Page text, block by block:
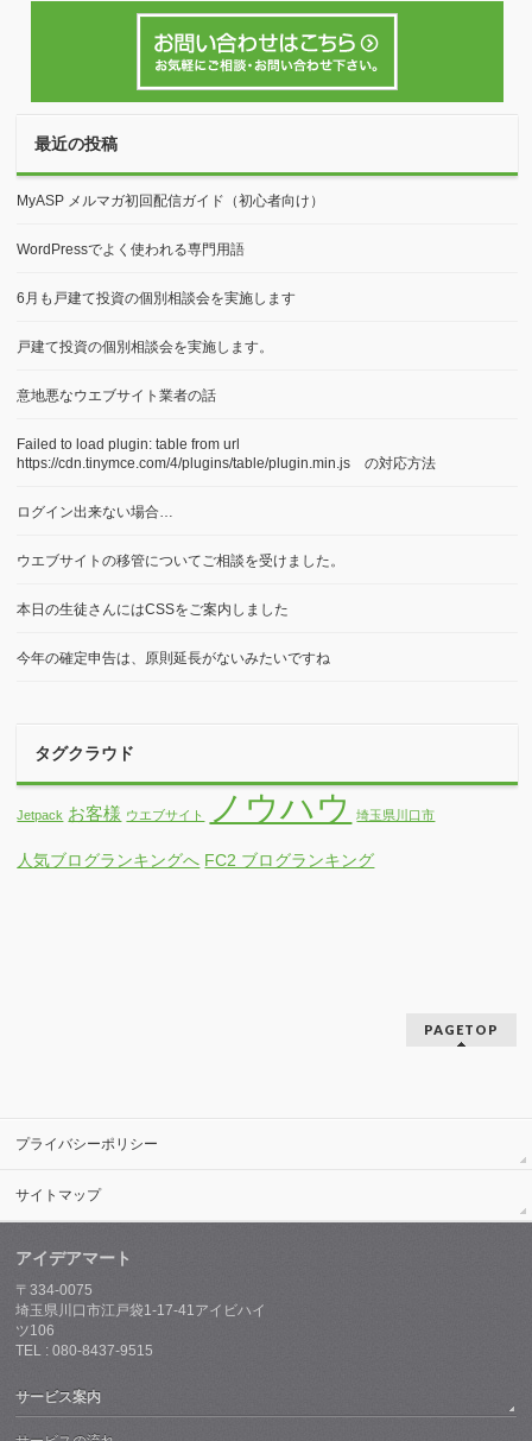
最近の投稿
MyASP メルマガ初回配信ガイド（初心者向け）
WordPressでよく使われる専門用語
6月も戸建て投資の個別相談会を実施します
戸建て投資の個別相談会を実施します。
意地悪なウエブサイト業者の話
Failed to load plugin: table from url
https://cdn.tinymce.com/4/plugins/table/plugin.min.js の対応方法
ログイン出来ない場合…
ウエブサイトの移管についてご相談を受けました。
本日の生徒さんにはCSSをご案内しました
今年の確定申告は、原則延長がないみたいですね
タグクラウド
Jetpack お客様 ウエブサイト ノウハウ 埼玉県川口市
人気ブログランキングへ FC2 ブログランキング
PAGETOP
プライバシーポリシー
サイトマップ
アイデアマート
〒334-0075
埼玉県川口市江戸袋1-17-41アイビハイ
ツ106
TEL : 080-8437-9515
サービス案内